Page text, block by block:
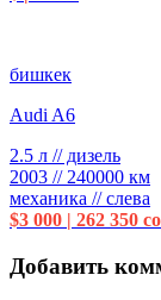
бишкек
Audi A6
2.5 л // дизель
2003 // 240000 км
механика // слева
$3 000 | 262 350
Добавить